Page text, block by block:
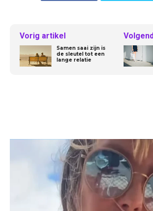
Vorig artikel
Samen saai zijn is
de sleutel tot een
lange relatie